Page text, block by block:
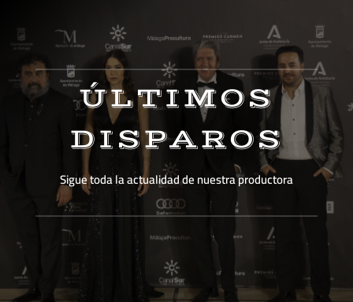
ÚLTIMOS
DISPAROS
Sigue toda la actualidad de nuestra productora